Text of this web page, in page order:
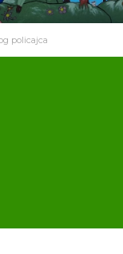
policajca